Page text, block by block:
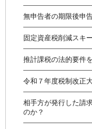
無申告者の期限後申
固定資産税削減スキ
推計課税の法的要件
令和７年度税制改正
相手方が発行した請
のか？